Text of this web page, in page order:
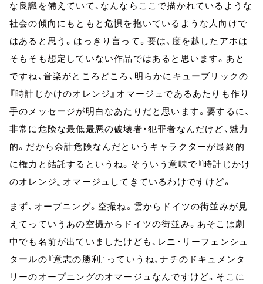
な良識を備えていて、なんならここで描かれているような
社会の傾向にもともと危惧を抱いているような人向けで
はあると思う。はっきり言って。要は、度を越したアホは
そもそも想定していない作品ではあると思います。あと
ですね、音楽がところどころ、明らかにキューブリックの
『時計じかけのオレンジ』オマージュであるあたりも作り
手のメッセージが明白なあたりだと思います。要するに、
非常に危険な最低最悪の破壊者・犯罪者なんだけど、魅力
的。だから余計危険なんだというキャラクターが最終的
に権力と結託するというね。そういう意味で『時計じかけ
のオレンジ』オマージュしてきているわけですけど。
まず、オープニング。空撮ね。雲からドイツの街並みが見
えてっていうあの空撮からドイツの街並み。あそこは劇
中でも名前が出ていましたけども、レニ・リーフェンシュ
タールの『意志の勝利』っていうね、ナチのドキュメンタ
リーのオープニングのオマージュなんですけど。そこに